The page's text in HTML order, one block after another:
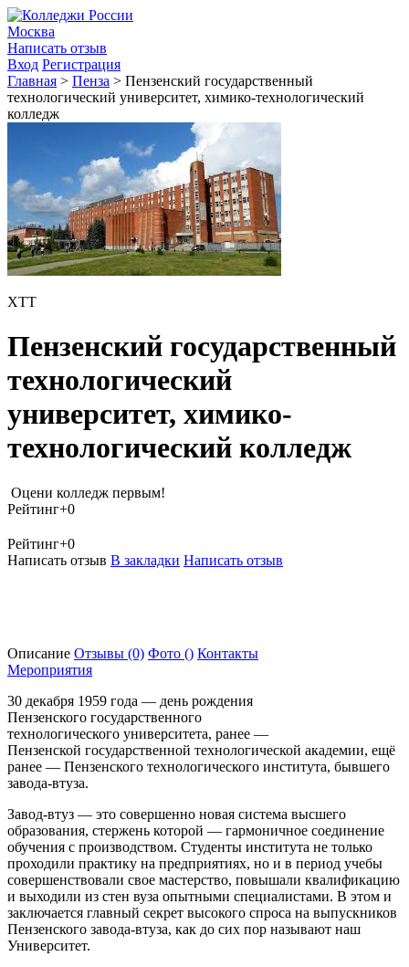
Москва
Написать отзыв
Вход Регистрация
Главная > Пенза > Пензенский государственный
технологический университет, химико-технологический
колледж
ХТТ
Пензенский государственный
технологический
университет, химико-
технологический колледж
Оцени колледж первым!
Рейтинг+0
Рейтинг+0
Написать отзыв В закладки Написать отзыв
Описание Отзывы (0) Фото () Контакты
Мероприятия
30 декабря 1959 года — день рождения
Пензенского государственного
технологического университета, ранее —
Пензенской государственной технологической академии, ещё
ранее — Пензенского технологического института, бывшего
завода-втуза.
Завод-втуз — это совершенно новая система высшего
образования, стержень которой — гармоничное соединение
обучения с производством. Студенты института не только
проходили практику на предприятиях, но и в период учебы
совершенствовали свое мастерство, повышали квалификацию
и выходили из стен вуза опытными специалистами. В этом и
заключается главный секрет высокого спроса на выпускников
Пензенского завода-втуза, как до сих пор называют наш
Университет.